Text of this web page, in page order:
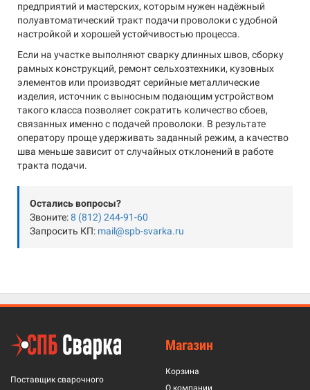
предприятий и мастерских, которым нужен надёжный
полуавтоматический тракт подачи проволоки с удобной
настройкой и хорошей устойчивостью процесса.
Если на участке выполняют сварку длинных швов, сборку
рамных конструкций, ремонт сельхозтехники, кузовных
элементов или производят серийные металлические
изделия, источник с выносным подающим устройством
такого класса позволяет сократить количество сбоев,
связанных именно с подачей проволоки. В результате
оператору проще удерживать заданный режим, а качество
шва меньше зависит от случайных отклонений в работе
тракта подачи.
Остались вопросы?
Звоните:8 (812) 244-91-60
Запросить КП: mail@spb-svarka.ru
Поставщик сварочного
Магазин
Корзина
О компании